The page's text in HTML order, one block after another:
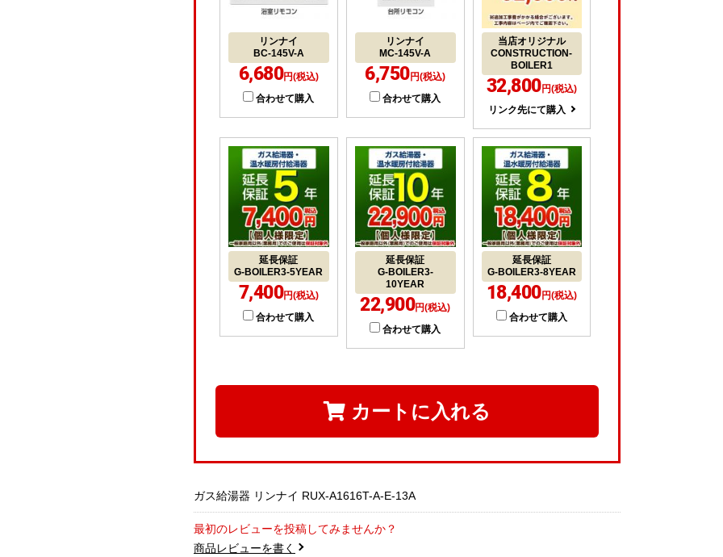
リンナイ
BC-145V-A
6,680円(税込)
合わせて購入
リンナイ
MC-145V-A
6,750円(税込)
合わせて購入
当店オリジナル
CONSTRUCTION-
BOILER1
32,800円(税込)
リンク先にて購入
延長保証
G-BOILER3-5YEAR
7,400円(税込)
合わせて購入
延長保証
G-BOILER3-
10YEAR
22,900円(税込)
合わせて購入
延長保証
G-BOILER3-8YEAR
18,400円(税込)
合わせて購入
カートに入れる
ガス給湯器 リンナイ RUX-A1616T-A-E-13A
最初のレビューを投稿してみませんか？
商品レビューを書く